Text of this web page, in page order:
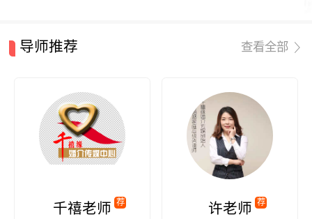
导师推荐 查看全部
千禧老师 荐 许老师 荐